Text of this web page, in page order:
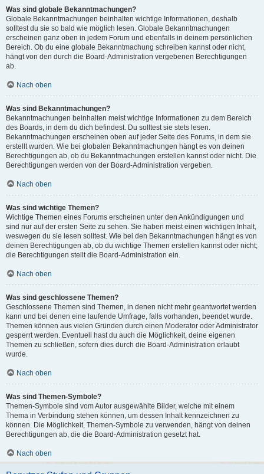
Was sind globale Bekanntmachungen?
Globale Bekanntmachungen beinhalten wichtige Informationen, deshalb
solltest du sie so bald wie möglich lesen. Globale Bekanntmachungen
erscheinen ganz oben in jedem Forum und ebenfalls in deinem persönlichen
Bereich. Ob du eine globale Bekanntmachung schreiben kannst oder nicht,
hängt von den durch die Board-Administration vergebenen Berechtigungen
ab.
Nach oben
Was sind Bekanntmachungen?
Bekanntmachungen beinhalten meist wichtige Informationen zu dem Bereich
des Boards, in dem du dich befindest. Du solltest sie stets lesen.
Bekanntmachungen erscheinen oben auf jeder Seite des Forums, in dem sie
erstellt wurden. Wie bei globalen Bekanntmachungen hängt es von deinen
Berechtigungen ab, ob du Bekanntmachungen erstellen kannst oder nicht. Die
Berechtigungen werden von der Board-Administration vergeben.
Nach oben
Was sind wichtige Themen?
Wichtige Themen eines Forums erscheinen unter den Ankündigungen und
sind nur auf der ersten Seite zu sehen. Sie haben meist einen wichtigen Inhalt,
weswegen du sie lesen solltest. Wie bei den Bekanntmachungen hängt es von
deinen Berechtigungen ab, ob du wichtige Themen erstellen kannst oder nicht;
die Berechtigungen stellt die Board-Administration ein.
Nach oben
Was sind geschlossene Themen?
Geschlossene Themen sind Themen, in denen nicht mehr geantwortet werden
kann und bei denen eine laufende Umfrage, falls vorhanden, beendet wurde.
Themen können aus vielen Gründen durch einen Moderator oder Administrator
gesperrt werden. Eventuell hast du auch die Möglichkeit, deine eigenen
Themen zu schließen, sofern dies durch die Board-Administration erlaubt
wurde.
Nach oben
Was sind Themen-Symbole?
Themen-Symbole sind vom Autor ausgewählte Bilder, welche mit einem
Thema in Verbindung stehen können, um dessen Inhalt kennzeichnen zu
können. Die Möglichkeit, Themen-Symbole zu verwenden, hängt von deinen
Berechtigungen ab, die die Board-Administration gesetzt hat.
Nach oben